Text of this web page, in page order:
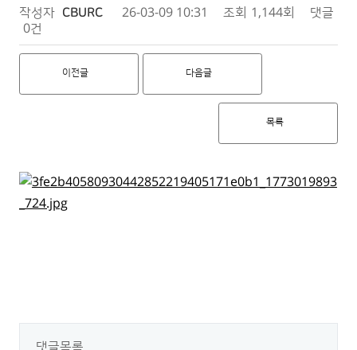
작성자 CBURC 26-03-09 10:31 조회 1,144회
댓글
0건
이전글 다음글
목록
댓글목록